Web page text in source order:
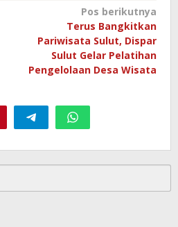
Pos berikutnya
Terus Bangkitkan
Pariwisata Sulut, Dispar
Sulut Gelar Pelatihan
Pengelolaan Desa Wisata